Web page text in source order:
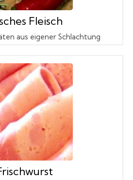
Fleisch
aus eigener Schlachtung